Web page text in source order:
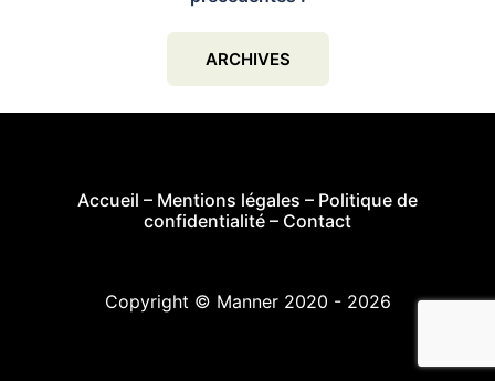
ARCHIVES
Accueil – Mentions légales – Politique de
confidentialité – Contact
Copyright © Manner 2020 - 2026